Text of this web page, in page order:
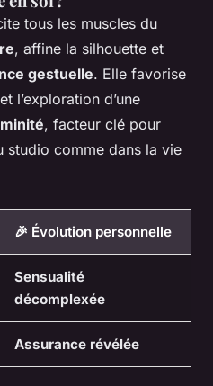
tous les muscles du
, affine la silhouette et
gestuelle. Elle favorise
l’exploration d’une
, facteur clé pour
studio comme dans la vie
🎉 Évolution personnelle
Sensualité
décomplexée
Assurance révélée